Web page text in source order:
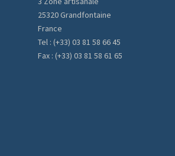
25320 Grandfontaine
France
Tel : (+33) 03 81 58 66 45
Fax : (+33) 03 81 58 61 65